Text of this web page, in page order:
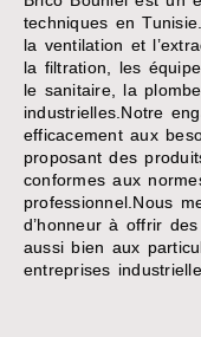
techniques en
la ventilation et
la filtration, les
le sanitaire, la
industrielles.Notre
efficacement aux
proposant des
conformes aux
professionnel.Nous
d’honneur à offrir
aussi bien aux
entreprises